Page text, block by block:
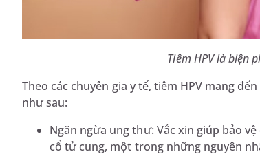
Tiêm HPV là biện
Theo các chuyên gia y tế, tiêm HPV mang
như sau:
Ngăn ngừa ung thư: Vắc xin giúp bảo
cổ tử cung, một trong những nguyên